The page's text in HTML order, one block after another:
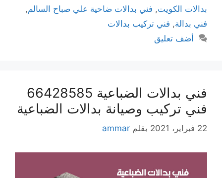
بدالات الكويت, فني بدالات ضاحية علي صباح السالم,
فني بدالة, فني تركيب بدالات
أضف تعليق
فني بدالات الضباعية 66428585
فني تركيب وصيانة بدالات الضباعية
22 فبراير، 2021 بقلم ammar